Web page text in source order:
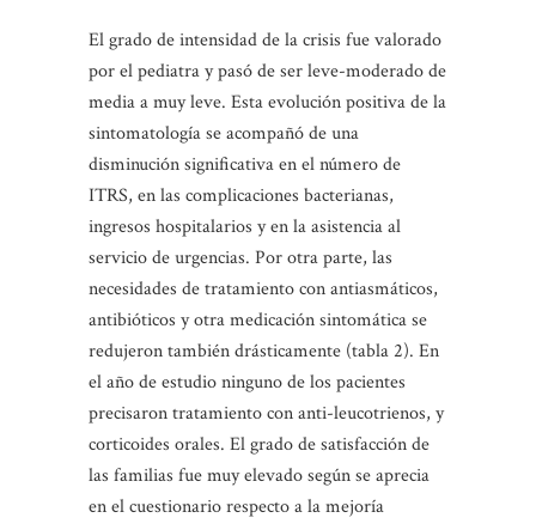
El grado de intensidad de la crisis fue valorado
por el pediatra y pasó de ser leve-moderado de
media a muy leve. Esta evolución positiva de la
sintomatología se acompañó de una
disminución significativa en el número de
ITRS, en las complicaciones bacterianas,
ingresos hospitalarios y en la asistencia al
servicio de urgencias. Por otra parte, las
necesidades de tratamiento con antiasmáticos,
antibióticos y otra medicación sintomática se
redujeron también drásticamente (tabla 2). En
el año de estudio ninguno de los pacientes
precisaron tratamiento con anti-leucotrienos, y
corticoides orales. El grado de satisfacción de
las familias fue muy elevado según se aprecia
en el cuestionario respecto a la mejoría